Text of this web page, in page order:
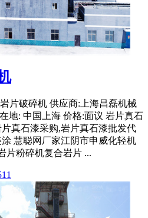
片破碎机 供应商:上海昌磊机械
地: 中国上海 价格:面议 岩片真石
真石漆采购,岩片真石漆批发代
慧聪网厂家江阴市申威化轻机
片粉碎机复合岩片 ...